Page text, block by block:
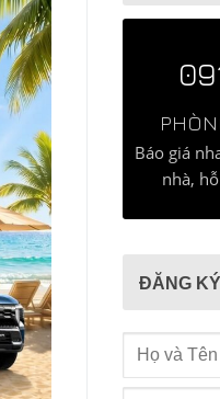
Báo giá
nhà,
ĐĂNG